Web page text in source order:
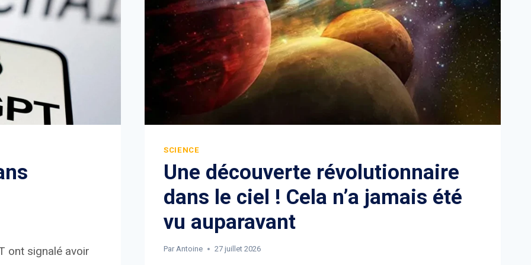
ont signalé avoir
SCIENCE
Une découverte révolutionnaire
dans le ciel ! Cela n’a jamais été
vu auparavant
Par Antoine 27 juillet 2026